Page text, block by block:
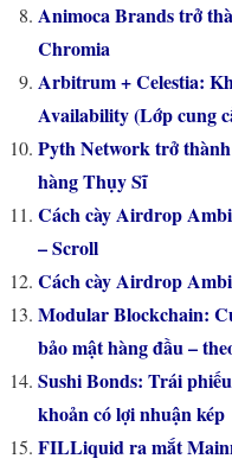
Animoca Brands trở
Chromia
Arbitrum + Celestia:
Availability (Lớp cung
Pyth Network trở
hàng Thụy Sĩ
Cách cày Airdrop
– Scroll
Cách cày Airdrop
Modular Blockchain:
bảo mật hàng đầu –
Sushi Bonds: Trái
khoản có lợi nhuận kép
FILLiquid ra mắt